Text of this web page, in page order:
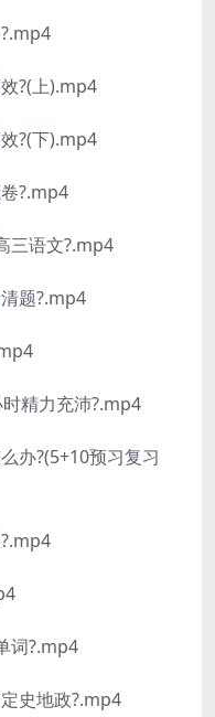
?(上).mp4
?(下).mp4
?.mp4
语文?.mp4
题?.mp4
精力充沛?.mp4
?(5+10预习复习
词?.mp4
史地政?.mp4